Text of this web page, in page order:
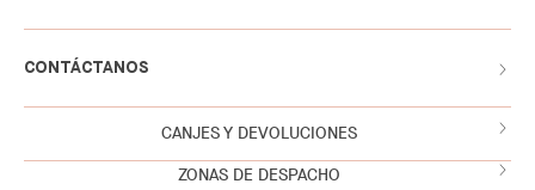
CONTÁCTANOS
CANJES Y DEVOLUCIONES
ZONAS DE DESPACHO